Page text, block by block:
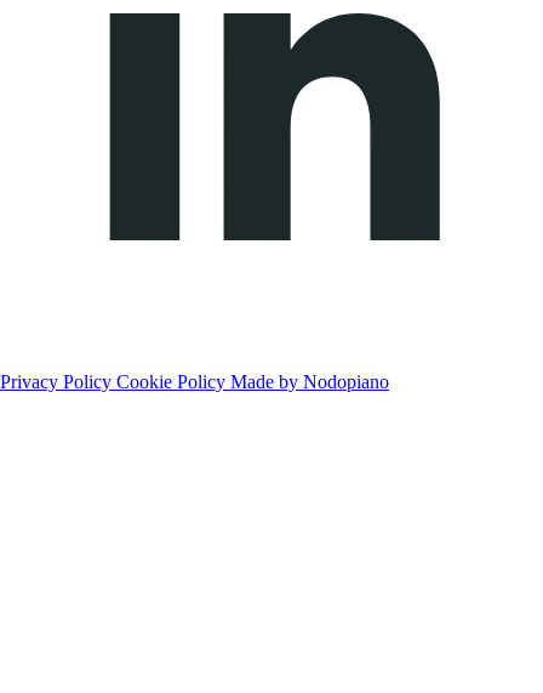
Privacy Policy Cookie Policy Made by Nodopiano